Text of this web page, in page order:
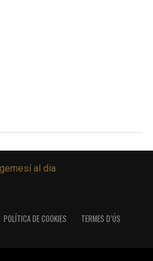
POLÍTICA DE COOKIES TERMES D’ÚS